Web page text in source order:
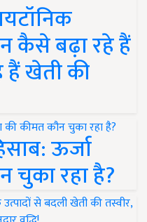
कैसे बढ़ा रहे हैं
हैं खेती की
ऊर्जा
चुका रहा है?